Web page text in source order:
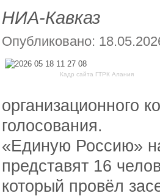
НИА-Кавказ
Опубликовано:
Кадр сайта ГТРК Алания
организационного
голосования.
«Единую Россию»
представят 16
который провёл